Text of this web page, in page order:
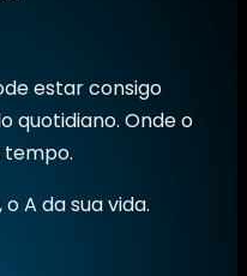
estar consigo
quotidiano. Onde o
tempo.
A da sua vida.